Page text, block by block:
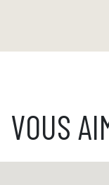
VOUS